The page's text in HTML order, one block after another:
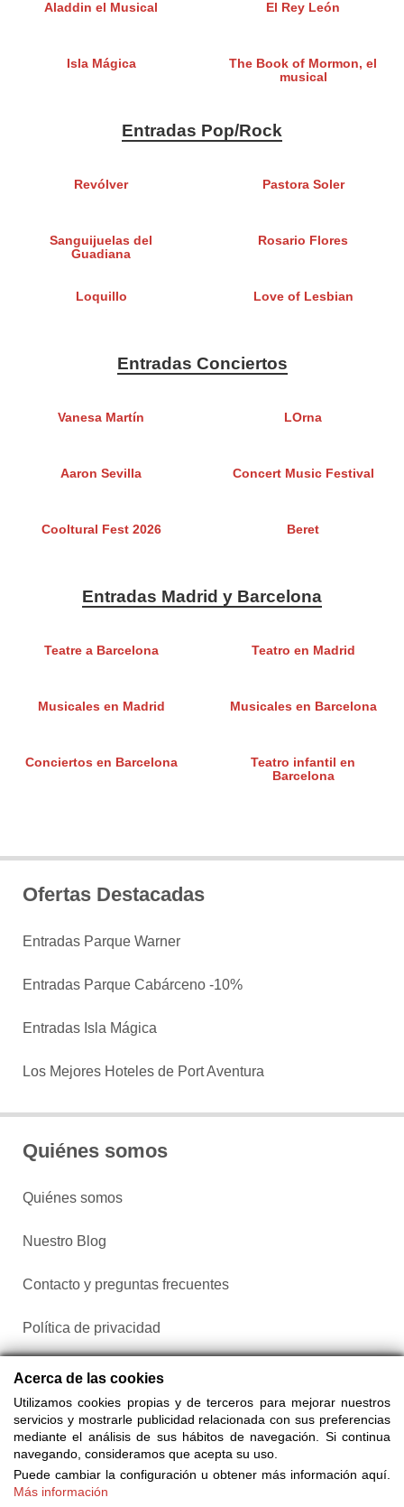
Aladdin el Musical El Rey León
Isla Mágica
The Book of Mormon, el
musical
Entradas Pop/Rock
Revólver Pastora Soler
Sanguijuelas del
Guadiana
Rosario Flores
Loquillo Love of Lesbian
Entradas Conciertos
Vanesa Martín LOrna
Aaron Sevilla Concert Music Festival
Cooltural Fest 2026 Beret
Entradas Madrid y Barcelona
Teatre a Barcelona Teatro en Madrid
Musicales en Madrid Musicales en Barcelona
Conciertos en Barcelona
Teatro infantil en
Barcelona
Ofertas Destacadas
Entradas Parque Warner
Entradas Parque Cabárceno -10%
Entradas Isla Mágica
Los Mejores Hoteles de Port Aventura
Quiénes somos
Quiénes somos
Nuestro Blog
Contacto y preguntas frecuentes
Política de privacidad
Configurar cookies
Acerca de las cookies
Utilizamos cookies propias y de terceros para mejorar nuestros
servicios y mostrarle publicidad relacionada con sus preferencias
mediante el análisis de sus hábitos de navegación. Si continua
navegando, consideramos que acepta su uso.
Puede cambiar la configuración u obtener más información aquí.
Más información